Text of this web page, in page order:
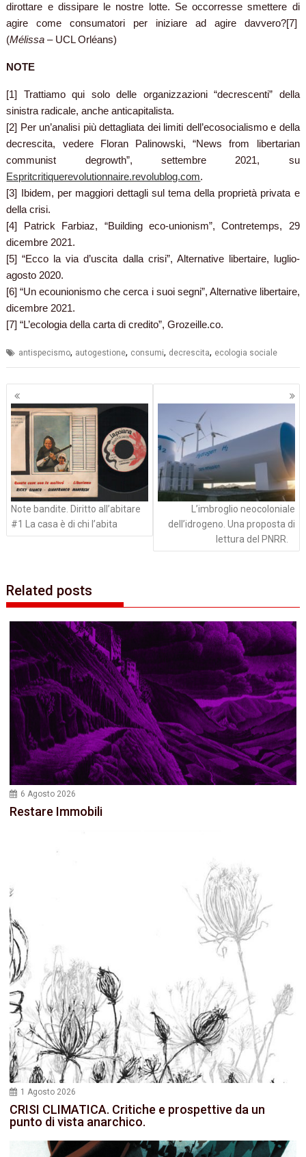
dirottare e dissipare le nostre lotte. Se occorresse smettere di
agire come consumatori per iniziare ad agire davvero?[7]
(Mélissa – UCL Orléans)
NOTE
[1] Trattiamo qui solo delle organizzazioni “decrescenti” della
sinistra radicale, anche anticapitalista.
[2] Per un’analisi più dettagliata dei limiti dell’ecosocialismo e della
decrescita, vedere Floran Palinowski, “News from libertarian
communist degrowth”, settembre 2021, su
Espritcritiquerevolutionnaire.revolublog.com.
[3] Ibidem, per maggiori dettagli sul tema della proprietà privata e
della crisi.
[4] Patrick Farbiaz, “Building eco-unionism”, Contretemps, 29
dicembre 2021.
[5] “Ecco la via d’uscita dalla crisi”, Alternative libertaire, luglio-
agosto 2020.
[6] “Un ecounionismo che cerca i suoi segni”, Alternative libertaire,
dicembre 2021.
[7] “L’ecologia della carta di credito”, Grozeille.co.
antispecismo, autogestione, consumi, decrescita, ecologia sociale
Navigazione
articoli
Note bandite. Diritto all’abitare
#1 La casa è di chi l’abita
L’imbroglio neocoloniale
dell’idrogeno. Una proposta di
lettura del PNRR.
Related posts
6 Agosto 2026
Restare Immobili
1 Agosto 2026
CRISI CLIMATICA. Critiche e prospettive da un
punto di vista anarchico.